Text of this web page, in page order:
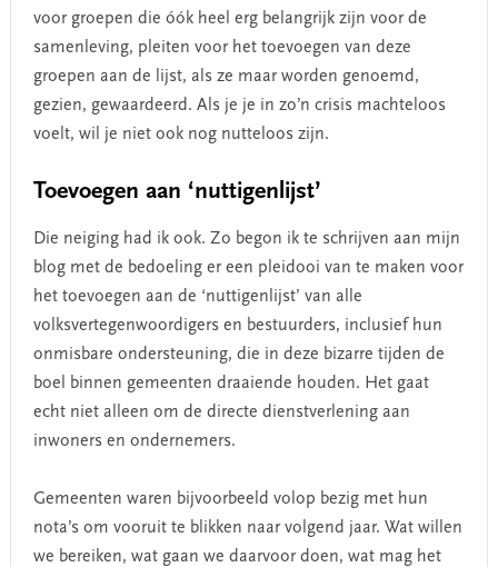
voor groepen die óók heel erg belangrijk zijn voor de
samenleving, pleiten voor het toevoegen van deze
groepen aan de lijst, als ze maar worden genoemd,
gezien, gewaardeerd. Als je je in zo’n crisis machteloos
voelt, wil je niet ook nog nutteloos zijn.
Toevoegen aan ‘nuttigenlijst’
Die neiging had ik ook. Zo begon ik te schrijven aan mijn
blog met de bedoeling er een pleidooi van te maken voor
het toevoegen aan de ‘nuttigenlijst’ van alle
volksvertegenwoordigers en bestuurders, inclusief hun
onmisbare ondersteuning, die in deze bizarre tijden de
boel binnen gemeenten draaiende houden. Het gaat
echt niet alleen om de directe dienstverlening aan
inwoners en ondernemers.
Gemeenten waren bijvoorbeeld volop bezig met hun
nota’s om vooruit te blikken naar volgend jaar. Wat willen
we bereiken, wat gaan we daarvoor doen, wat mag het